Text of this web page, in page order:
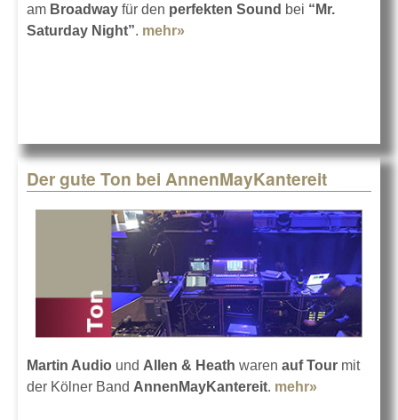
am Broadway für den perfekten Sound bei “Mr.
Saturday Night”. mehr»
Der gute Ton bei AnnenMayKantereit
Martin Audio und Allen & Heath waren auf Tour mit
der Kölner Band AnnenMayKantereit. mehr»